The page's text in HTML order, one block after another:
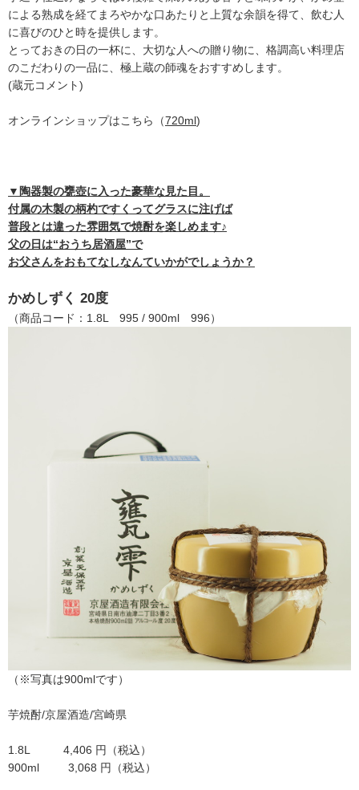
による熟成を経てまろやかな口あたりと上質な余韻を得て、飲む人
に喜びのひと時を提供します。
とっておきの日の一杯に、大切な人への贈り物に、格調高い料理店
のこだわりの一品に、極上蔵の師魂をおすすめします。
(蔵元コメント)
オンラインショップはこちら（720ml)
▼陶器製の甕壺に入った豪華な見た目。
付属の木製の柄杓ですくってグラスに注げば
普段とは違った雰囲気で焼酎を楽しめます♪
父の日は“おうち居酒屋”で
お父さんをおもてなしなんていかがでしょうか？
かめしずく 20度
（商品コード：1.8L 995 / 900ml 996）
（※写真は900mlです）
芋焼酎/京屋酒造/宮崎県
1.8L 4,406 円（税込）
900ml 3,068 円（税込）